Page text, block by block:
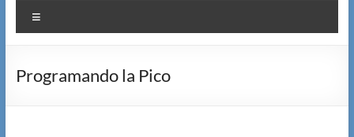
Programando la Pico